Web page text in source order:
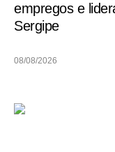
empregos e
Sergipe
08/08/2026